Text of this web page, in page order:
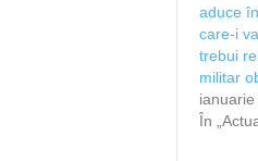
aduce
care-i
trebui
militar
În